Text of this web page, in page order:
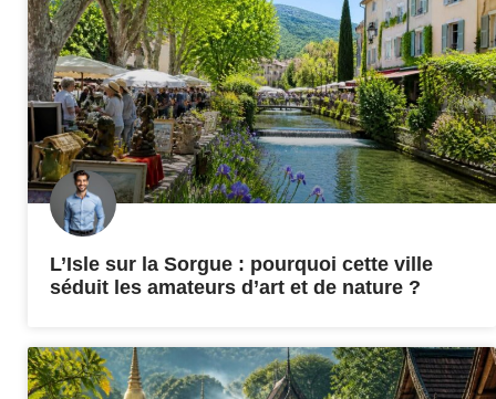
L’Isle sur la Sorgue : pourquoi cette ville
séduit les amateurs d’art et de nature ?